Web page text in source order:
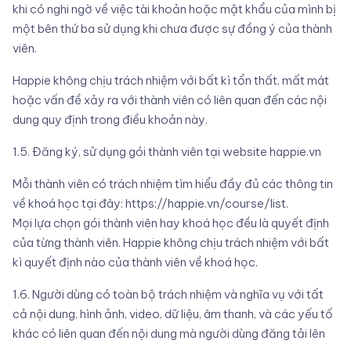
khi có nghi ngờ về việc tài khoản hoặc mật khẩu của mình bị
một bên thứ ba sử dụng khi chưa được sự đồng ý của thành
viên.
Happie không chịu trách nhiệm với bất kì tổn thất, mất mát
hoặc vấn đề xảy ra với thành viên có liên quan đến các nội
dung quy định trong điều khoản này.
1.5. Đăng ký, sử dụng gói thành viên tại website happie.vn
Mỗi thành viên có trách nhiệm tìm hiểu đầy đủ các thông tin
về khoá học tại đây: https://happie.vn/course/list.
Mọi lựa chọn gói thành viên hay khoá học đều là quyết định
của từng thành viên. Happie không chịu trách nhiệm với bất
kì quyết định nào của thành viên về khoá học.
1.6. Người dùng có toàn bộ trách nhiệm và nghĩa vụ với tất
cả nội dung, hình ảnh, video, dữ liệu, âm thanh, và các yếu tố
khác có liên quan đến nội dung mà người dùng đăng tải lên